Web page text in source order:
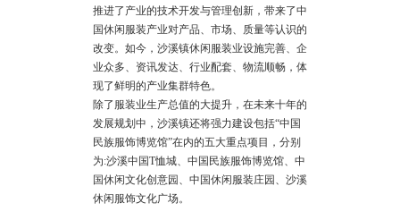
推进了产业的技术开发与管理创新，带来了中
国休闲服装产业对产品、市场、质量等认识的
改变。如今，沙溪镇休闲服装业设施完善、企
业众多、资讯发达、行业配套、物流顺畅，体
现了鲜明的产业集群特色。
除了服装业生产总值的大提升，在未来十年的
发展规划中，沙溪镇还将强力建设包括“中国
民族服饰博览馆”在内的五大重点项目，分别
为:沙溪中国T恤城、中国民族服饰博览馆、中
国休闲文化创意园、中国休闲服装庄园、沙溪
休闲服饰文化广场。